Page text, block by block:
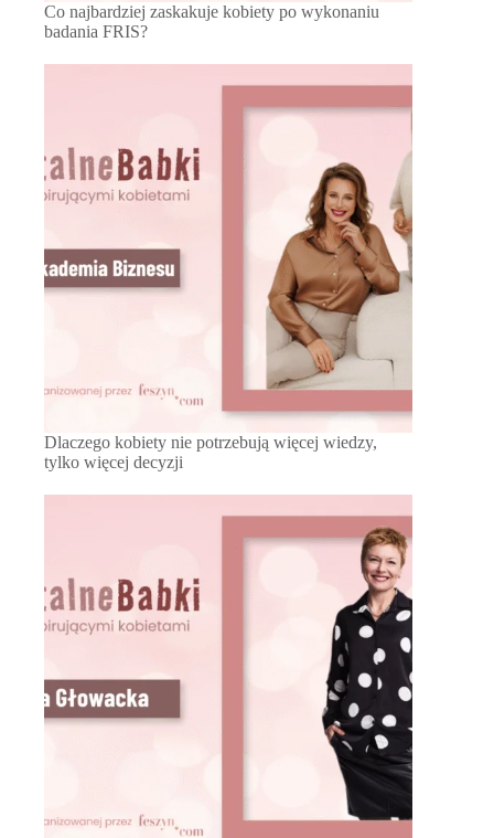
Co najbardziej zaskakuje kobiety po wykonaniu
badania FRIS?
Dlaczego kobiety nie potrzebują więcej wiedzy,
tylko więcej decyzji